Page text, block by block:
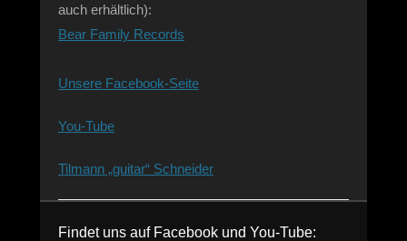
auch erhältlich):
Bear Family Records
Unsere Facebook-Seite
You-Tube
Tilmann „guitar“ Schneider
Findet uns auf Facebook und You-Tube: